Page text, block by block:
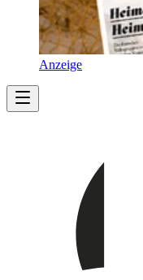
Anzeige